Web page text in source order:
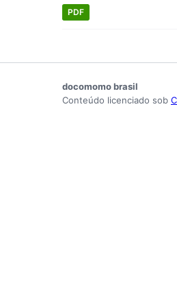
PDF
docomomo brasil
Conteúdo licenciado sob